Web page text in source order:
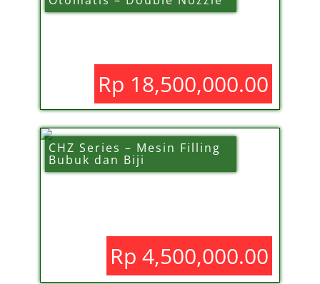
Rp 18,500,000.00
CHZ Series – Mesin Filling
Bubuk dan Biji
Rp 4,500,000.00